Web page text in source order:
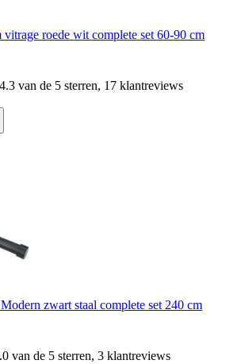
roede wit complete set 60-90 cm
van de 5 sterren, 17 klantreviews
zwart staal complete set 240 cm
van de 5 sterren, 3 klantreviews